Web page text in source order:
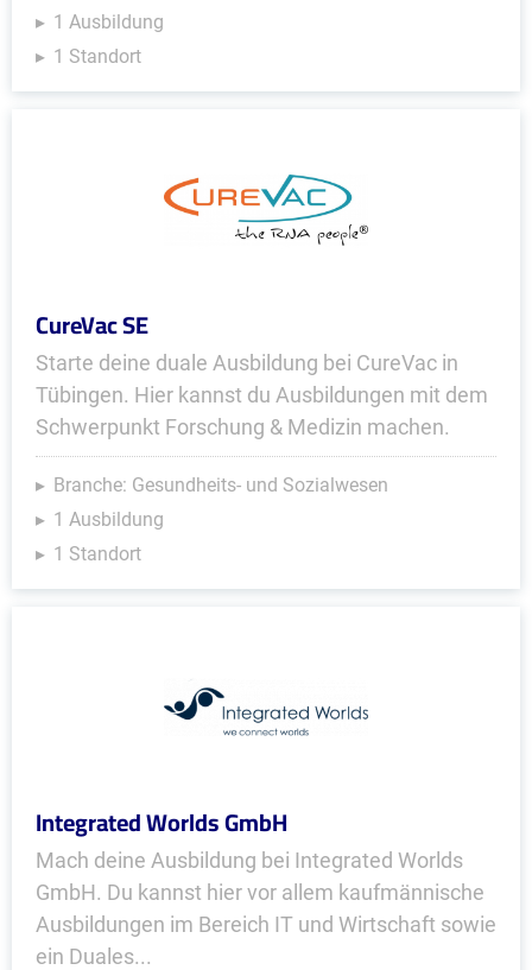
1 Ausbildung
1 Standort
CureVac SE
Starte deine duale Ausbildung bei CureVac in
Tübingen. Hier kannst du Ausbildungen mit dem
Schwerpunkt Forschung & Medizin machen.
Branche: Gesundheits- und Sozialwesen
1 Ausbildung
1 Standort
Integrated Worlds GmbH
Mach deine Ausbildung bei Integrated Worlds
GmbH. Du kannst hier vor allem kaufmännische
Ausbildungen im Bereich IT und Wirtschaft sowie
ein Duales...